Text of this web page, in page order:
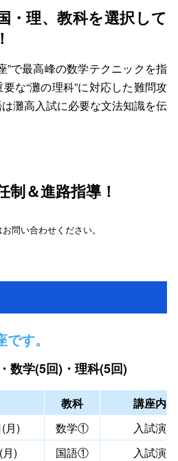
・理、教科を選択して
”で最高峰の数学テクニックを指
な“灘の理科”に対応した難問攻
灘高入試に必要な文法知識を伝
制＆進路指導！
問い合わせください。
す。
数学(5回)・理科(5回)
教科
講座内容
月) 数学①
入試演習
) 国語①
入試演習